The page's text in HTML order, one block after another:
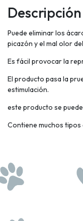
Descripción
Puede eliminar los
picazón y el mal olor
Es fácil provocar la
El producto pasa la
estimulación.
este producto se
Contiene muchos tipos